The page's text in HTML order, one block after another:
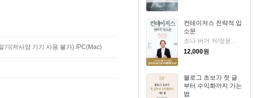
컨테이저스 전략적 입
소문
조나 버거 저/정윤미 역
12,000원
블로그 초보가 첫 글
부터 수익화까지 가는
법
기(저사양 기기 사용 불가) /PC(Mac)